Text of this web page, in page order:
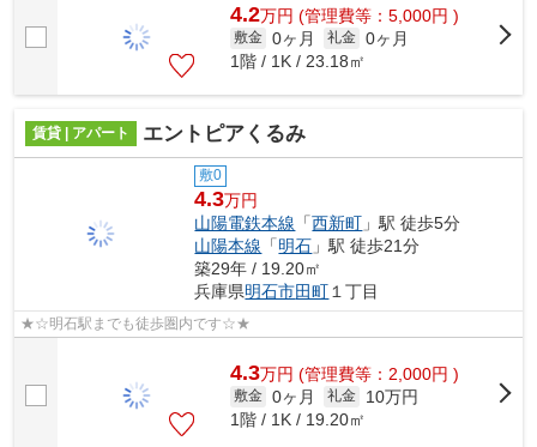
4.2万円 (管理費等：5,000円 )
敷金 0ヶ月 礼金 0ヶ月
1階 / 1K / 23.18㎡
賃貸 | アパート エントピアくるみ
敷0
4.3万円
山陽電鉄本線 「西新町 」駅 徒歩5分
山陽本線 「明石 」駅 徒歩21分
築29年 / 19.20㎡
兵庫県明石市田町 １丁目
★☆明石駅までも徒歩圏内です☆★
4.3万円 (管理費等：2,000円 )
敷金 0ヶ月 礼金
10万円
1階 / 1K / 19.20㎡